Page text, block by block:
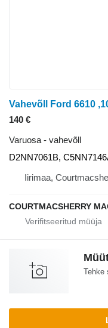
140 €
Varuosa - vahevõll
D2NN7061B,
Iirimaa,
COURTMACSHERRY
Tehke